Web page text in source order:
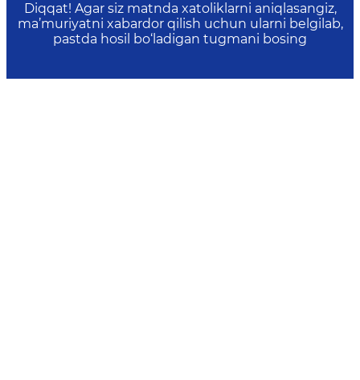
Diqqat! Agar siz matnda xatoliklarni aniqlasangiz,
ma’muriyatni xabardor qilish uchun ularni belgilab,
pastda hosil bo‘ladigan tugmani bosing